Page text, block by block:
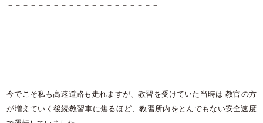
－－－－－－－－－－－－－－－－－－－－
今でこそ私も高速道路も走れますが、教習を受けていた当時は 教官の方
が増えていく後続教習車に焦るほど、教習所内をとんでもない安全速度